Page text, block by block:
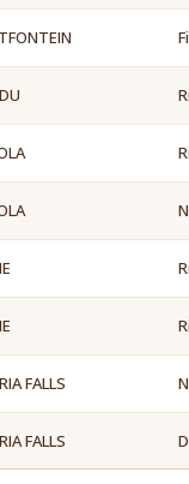
FALLS
FALLS